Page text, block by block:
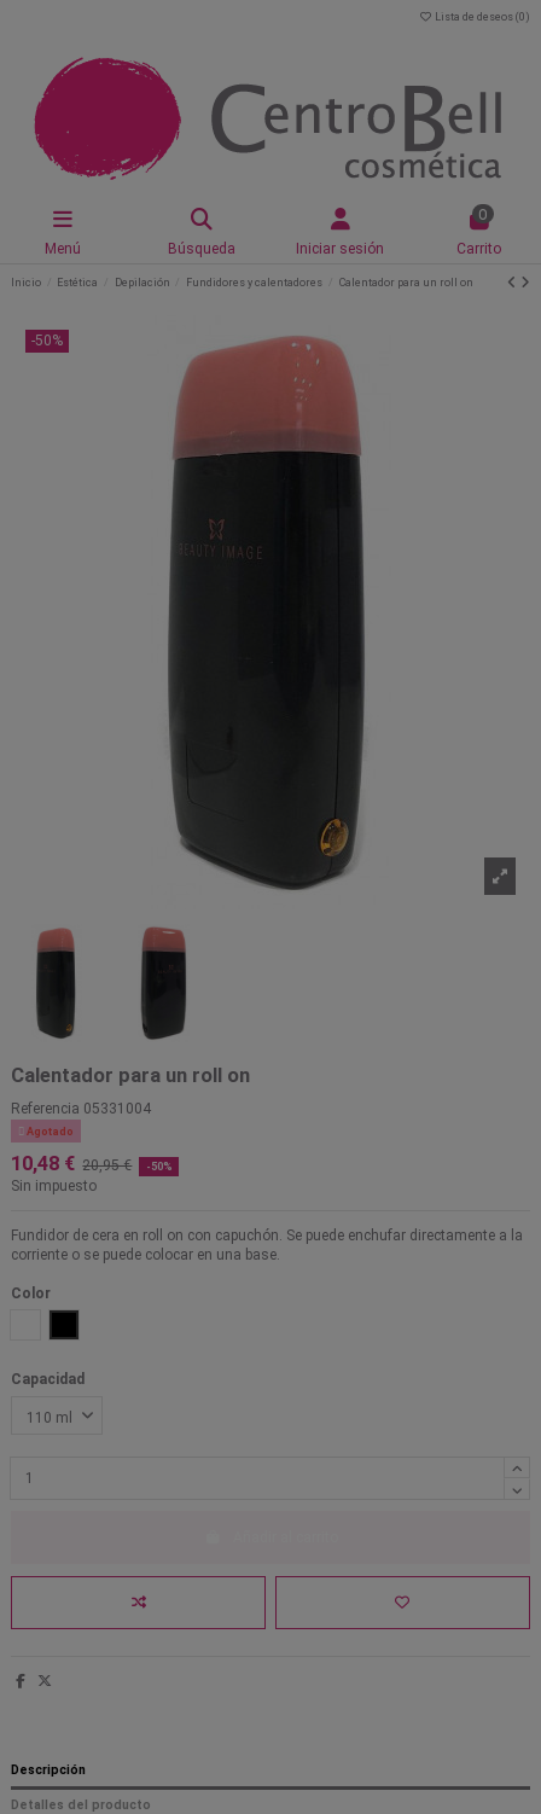
Lista de deseos (0 )
Menú Búsqueda Iniciar sesión
0
Carrito
Inicio Estética Depilación Fundidores y calentadores Calentador para un roll on
-50%
Calentador para un roll on
Referencia 05331004
 Agotado
10,48 € 20,95 € -50%
Sin impuesto
Fundidor de cera en roll on con capuchón. Se puede enchufar directamente a la
corriente o se puede colocar en una base.
Color
Capacidad
Descripción
Detalles del producto